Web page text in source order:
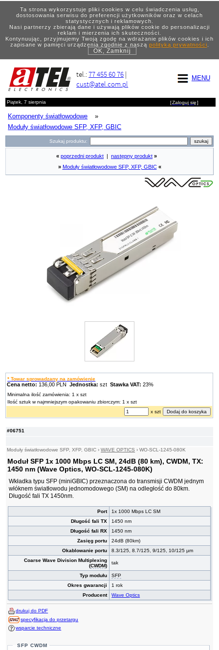
Ta strona wykorzystuje pliki cookies w celu świadczenia usług,
dostosowania serwisu do preferencji użytkowników oraz w celach
statystycznych i reklamowych.
Nasi partnerzy zbierają dane i używają plików cookie do personalizacji
reklam i mierzenia ich skuteczności.
Kontynuując, przyjmujemy Twoją zgodę na wdrażanie plików cookies i ich
zapisane w pamięci urządzenia zgodnie z naszą polityką prywatności.
OK, Zamknij
MENU
tel.:77 455 60 76 |
cust@atel.com.pl
Piątek, 7 sierpnia [Zaloguj się]
Komponenty światłowodowe
»
Moduły światłowodowe SFP, XFP, GBIC
Szukaj produktu:
#06751
Moduły światłowodowe SFP, XFP, GBIC ›WAVE OPTICS ›WO-SCL-1245-080K
Moduł SFP 1x 1000 Mbps LC SM, 24dB (80 km), CWDM, TX:
1450 nm (Wave Optics, WO-SCL-1245-080K)
Wkładka typu SFP (miniGBIC) przeznaczona do transmisji CWDM jednym
włóknem światłowodu jednomodowego (SM) na odległość do 80km.
Długość fali TX 1450nm.
Port
1x 1000 Mbps LC SM
Długość fali TX
1450 nm
Długość fali RX
1450 nm
Zasięg portu
24dB (80km)
Okablowanie portu
8.3/125, 8.7/125, 9/125, 10/125 µm
Coarse Wave Division Multiplexing
(CWDM)
tak
Typ modułu
SFP
Okres gwarancji
1 rok
Producent
Wave Optics
drukuj do PDF
specyfikacja do przetargu
wsparcie techniczne
SFP CWDM
« poprzedni produkt następny produkt »
» Moduły światłowodowe SFP, XFP, GBIC «
* Towar sprowadzany na zamówienie
Cena netto: 136,00 PLNJednostka: sztStawka VAT: 23%
Minimalna ilość zamówienia: 1 x szt
Ilość sztuk w najmniejszym opakowaniu zbiorczym: 1 x szt
x szt